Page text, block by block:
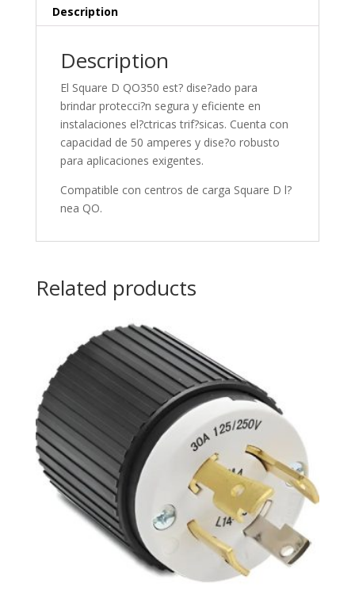
Description
Description
El Square D QO350 est? dise?ado para
brindar protecci?n segura y eficiente en
instalaciones el?ctricas trif?sicas. Cuenta con
capacidad de 50 amperes y dise?o robusto
para aplicaciones exigentes.
Compatible con centros de carga Square D l?
nea QO.
Related products